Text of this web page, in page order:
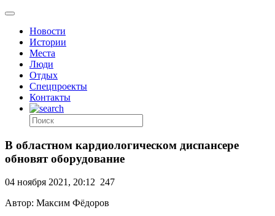
Новости
Истории
Места
Люди
Отдых
Спецпроекты
Контакты
В областном кардиологическом диспансере
обновят оборудование
04 ноября 2021, 20:12 247
Автор: Максим Фёдоров